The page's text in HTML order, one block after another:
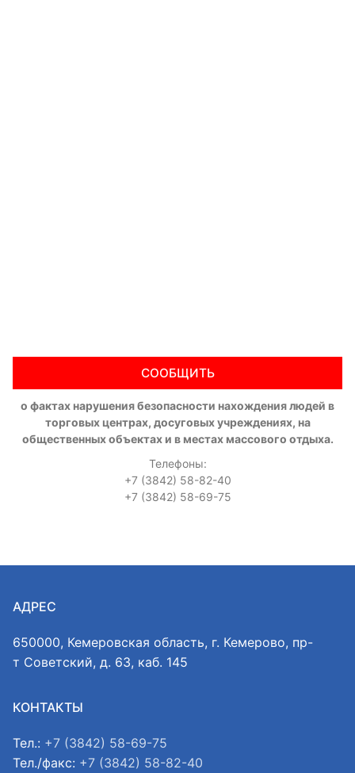
СООБЩИТЬ
о фактах нарушения безопасности нахождения людей в
торговых центрах, досуговых учреждениях, на
общественных объектах и в местах массового отдыха.
Телефоны:
+7 (3842) 58-82-40
+7 (3842) 58-69-75
АДРЕС
650000, Кемеровская область, г. Кемерово, пр-
т Советский, д. 63, каб. 145
КОНТАКТЫ
Тел.: +7 (3842) 58-69-75
Тел./факс: +7 (3842) 58-82-40